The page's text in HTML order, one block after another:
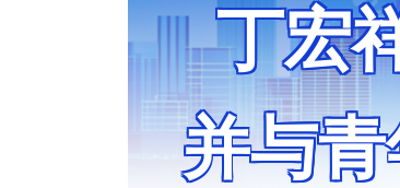
丁宏
并与